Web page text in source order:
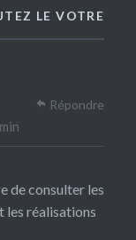
LE VOTRE
de consulter les
les réalisations
Répondre